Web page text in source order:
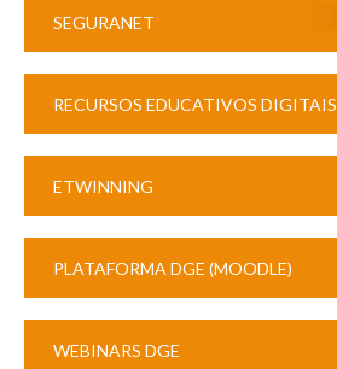
SEGURANET
RECURSOS EDUCATIVOS DIGITAIS
ETWINNING
PLATAFORMA DGE (MOODLE)
WEBINARS DGE